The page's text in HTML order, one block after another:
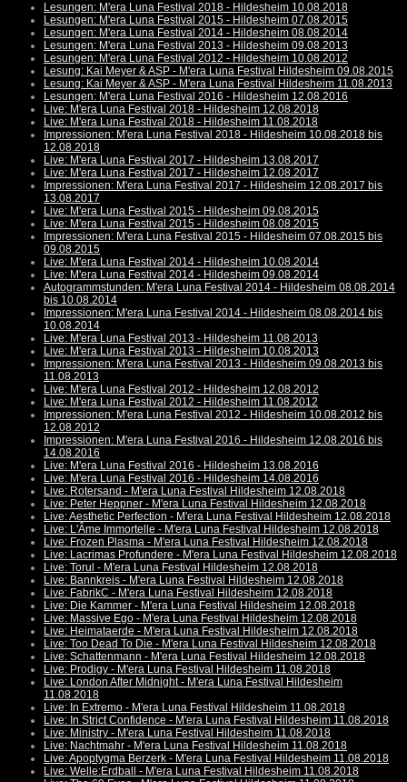
Lesungen: M'era Luna Festival 2018 - Hildesheim 10.08.2018
Lesungen: M'era Luna Festival 2015 - Hildesheim 07.08.2015
Lesungen: M'era Luna Festival 2014 - Hildesheim 08.08.2014
Lesungen: M'era Luna Festival 2013 - Hildesheim 09.08.2013
Lesungen: M'era Luna Festival 2012 - Hildesheim 10.08.2012
Lesung: Kai Meyer & ASP - M'era Luna Festival Hildesheim 09.08.2015
Lesung: Kai Meyer & ASP - M'era Luna Festival Hildesheim 11.08.2013
Lesungen: M'era Luna Festival 2016 - Hildesheim 12.08.2016
Live: M'era Luna Festival 2018 - Hildesheim 12.08.2018
Live: M'era Luna Festival 2018 - Hildesheim 11.08.2018
Impressionen: M'era Luna Festival 2018 - Hildesheim 10.08.2018 bis
12.08.2018
Live: M'era Luna Festival 2017 - Hildesheim 13.08.2017
Live: M'era Luna Festival 2017 - Hildesheim 12.08.2017
Impressionen: M'era Luna Festival 2017 - Hildesheim 12.08.2017 bis
13.08.2017
Live: M'era Luna Festival 2015 - Hildesheim 09.08.2015
Live: M'era Luna Festival 2015 - Hildesheim 08.08.2015
Impressionen: M'era Luna Festival 2015 - Hildesheim 07.08.2015 bis
09.08.2015
Live: M'era Luna Festival 2014 - Hildesheim 10.08.2014
Live: M'era Luna Festival 2014 - Hildesheim 09.08.2014
Autogrammstunden: M'era Luna Festival 2014 - Hildesheim 08.08.2014
bis 10.08.2014
Impressionen: M'era Luna Festival 2014 - Hildesheim 08.08.2014 bis
10.08.2014
Live: M'era Luna Festival 2013 - Hildesheim 11.08.2013
Live: M'era Luna Festival 2013 - Hildesheim 10.08.2013
Impressionen: M'era Luna Festival 2013 - Hildesheim 09.08.2013 bis
11.08.2013
Live: M'era Luna Festival 2012 - Hildesheim 12.08.2012
Live: M'era Luna Festival 2012 - Hildesheim 11.08.2012
Impressionen: M'era Luna Festival 2012 - Hildesheim 10.08.2012 bis
12.08.2012
Impressionen: M'era Luna Festival 2016 - Hildesheim 12.08.2016 bis
14.08.2016
Live: M'era Luna Festival 2016 - Hildesheim 13.08.2016
Live: M'era Luna Festival 2016 - Hildesheim 14.08.2016
Live: Rotersand - M'era Luna Festival Hildesheim 12.08.2018
Live: Peter Heppner - M'era Luna Festival Hildesheim 12.08.2018
Live: Aesthetic Perfection - M'era Luna Festival Hildesheim 12.08.2018
Live: L'Âme Immortelle - M'era Luna Festival Hildesheim 12.08.2018
Live: Frozen Plasma - M'era Luna Festival Hildesheim 12.08.2018
Live: Lacrimas Profundere - M'era Luna Festival Hildesheim 12.08.2018
Live: Torul - M'era Luna Festival Hildesheim 12.08.2018
Live: Bannkreis - M'era Luna Festival Hildesheim 12.08.2018
Live: FabrikC - M'era Luna Festival Hildesheim 12.08.2018
Live: Die Kammer - M'era Luna Festival Hildesheim 12.08.2018
Live: Massive Ego - M'era Luna Festival Hildesheim 12.08.2018
Live: Heimataerde - M'era Luna Festival Hildesheim 12.08.2018
Live: Too Dead To Die - M'era Luna Festival Hildesheim 12.08.2018
Live: Schattenmann - M'era Luna Festival Hildesheim 12.08.2018
Live: Prodigy - M'era Luna Festival Hildesheim 11.08.2018
Live: London After Midnight - M'era Luna Festival Hildesheim
11.08.2018
Live: In Extremo - M'era Luna Festival Hildesheim 11.08.2018
Live: In Strict Confidence - M'era Luna Festival Hildesheim 11.08.2018
Live: Ministry - M'era Luna Festival Hildesheim 11.08.2018
Live: Nachtmahr - M'era Luna Festival Hildesheim 11.08.2018
Live: Apoptygma Berzerk - M'era Luna Festival Hildesheim 11.08.2018
Live: Welle:Erdball - M'era Luna Festival Hildesheim 11.08.2018